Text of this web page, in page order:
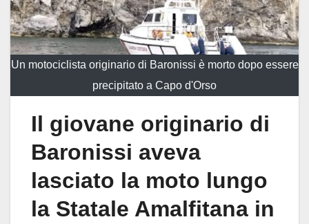
Un motociclista originario di Baronissi è morto dopo essere
precipitato a Capo d'Orso
Il giovane originario di
Baronissi aveva
lasciato la moto lungo
la Statale Amalfitana in